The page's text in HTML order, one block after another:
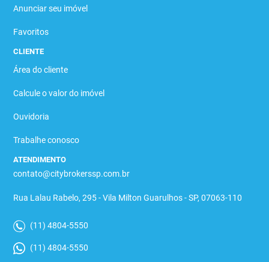
Anunciar seu imóvel
Favoritos
CLIENTE
Área do cliente
Calcule o valor do imóvel
Ouvidoria
Trabalhe conosco
ATENDIMENTO
contato@citybrokerssp.com.br
Rua Lalau Rabelo, 295 - Vila Milton Guarulhos - SP, 07063-110
(11) 4804-5550
(11) 4804-5550